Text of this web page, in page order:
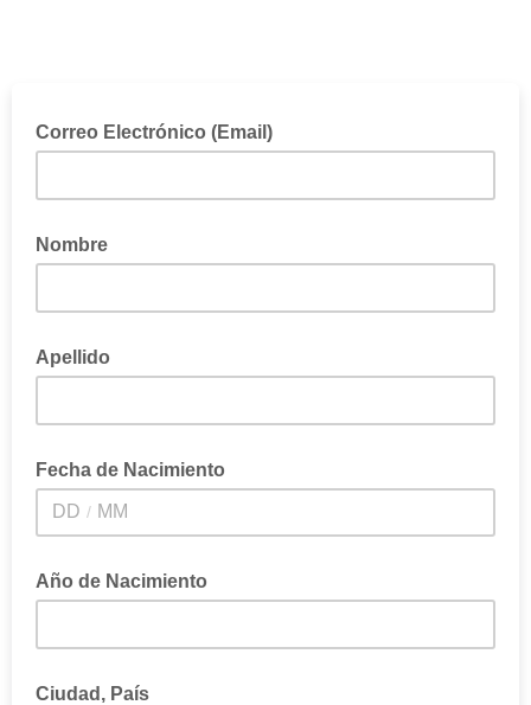
Correo Electrónico (Email)
Nombre
Apellido
Fecha de Nacimiento
/
Año de Nacimiento
Ciudad, País